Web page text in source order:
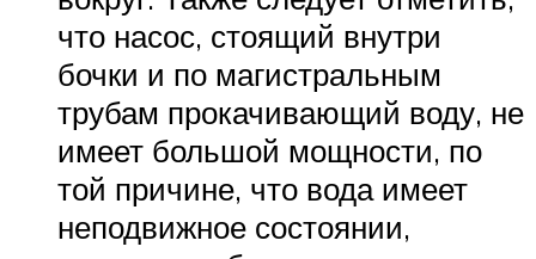
что насос, стоящий внутри
бочки и по магистральным
трубам прокачивающий воду, не
имеет большой мощности, по
той причине, что вода имеет
неподвижное состоянии,